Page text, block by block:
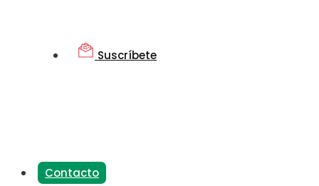
Suscríbete
Contacto